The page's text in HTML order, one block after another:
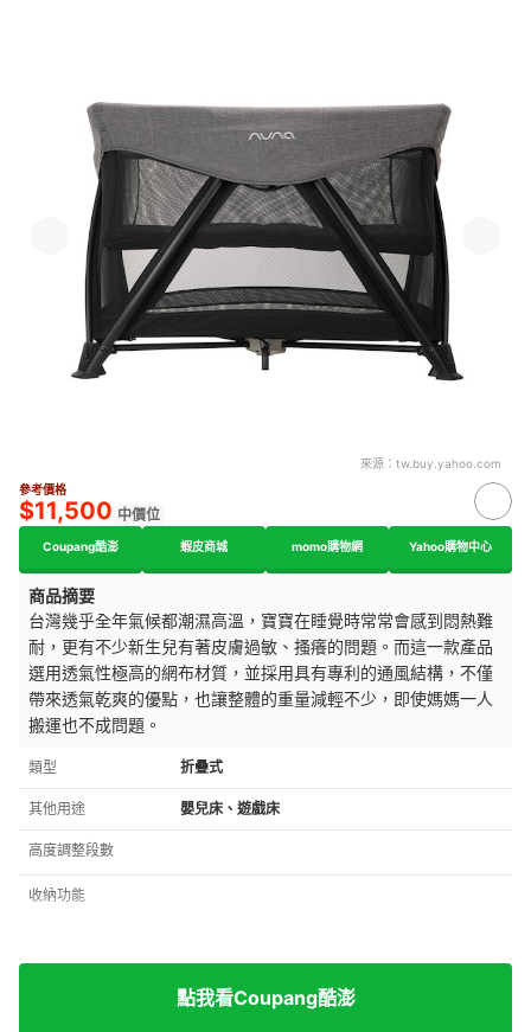
來源： tw.buy.yahoo.com
參考價格
$11,500 中價位
Coupang酷澎 蝦皮商城 momo購物網 Yahoo購物中心
商品摘要
台灣幾乎全年氣候都潮濕高溫，寶寶在睡覺時常常會感到悶熱難
耐，更有不少新生兒有著皮膚過敏、搔癢的問題。而這一款產品
選用透氣性極高的網布材質，並採用具有專利的通風結構，不僅
帶來透氣乾爽的優點，也讓整體的重量減輕不少，即使媽媽一人
搬運也不成問題。
類型 折疊式
其他用途 嬰兒床、遊戲床
高度調整段數
收納功能
點我看Coupang酷澎